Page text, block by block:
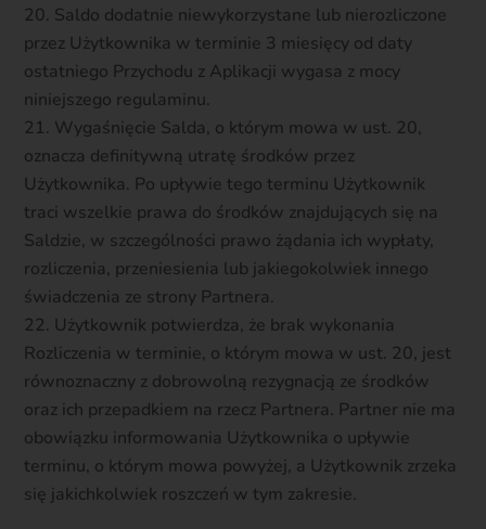
Saldo dodatnie niewykorzystane lub nierozliczone
przez Użytkownika w terminie 3 miesięcy od daty
ostatniego Przychodu z Aplikacji wygasa z mocy
niniejszego regulaminu.
Wygaśnięcie Salda, o którym mowa w ust. 20,
oznacza definitywną utratę środków przez
Użytkownika. Po upływie tego terminu Użytkownik
traci wszelkie prawa do środków znajdujących się na
Saldzie, w szczególności prawo żądania ich wypłaty,
rozliczenia, przeniesienia lub jakiegokolwiek innego
świadczenia ze strony Partnera.
Użytkownik potwierdza, że brak wykonania
Rozliczenia w terminie, o którym mowa w ust. 20, jest
równoznaczny z dobrowolną rezygnacją ze środków
oraz ich przepadkiem na rzecz Partnera. Partner nie ma
obowiązku informowania Użytkownika o upływie
terminu, o którym mowa powyżej, a Użytkownik zrzeka
się jakichkolwiek roszczeń w tym zakresie.